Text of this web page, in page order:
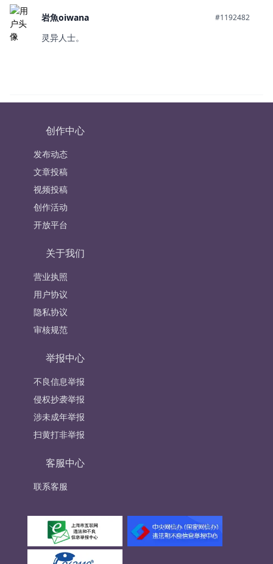
岩魚oiwana #1192482
灵异人士。
创作中心
发布动态
文章投稿
视频投稿
创作活动
开放平台
关于我们
营业执照
用户协议
隐私协议
审核规范
举报中心
不良信息举报
侵权抄袭举报
涉未成年举报
扫黄打非举报
客服中心
联系客服